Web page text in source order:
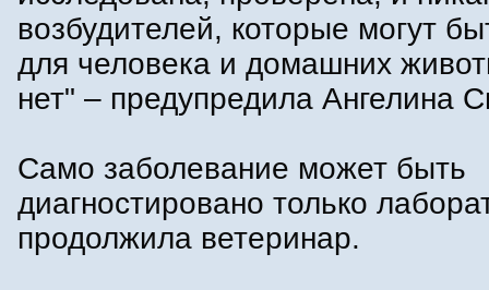
возбудителей, которые могут
для человека и домашних
нет" – предупредила Ангелина
Само заболевание может быть
диагностировано только
продолжила ветеринар.